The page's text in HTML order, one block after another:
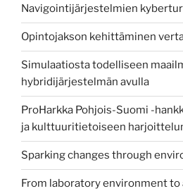
Navigointijärjestelmien
Opintojakson kehittäminen
Simulaatiosta todelliseen
hybridijärjestelmän avulla
ProHarkka Pohjois-Suomi -
ja kulttuuritietoiseen
Sparking changes through
From laboratory environment to